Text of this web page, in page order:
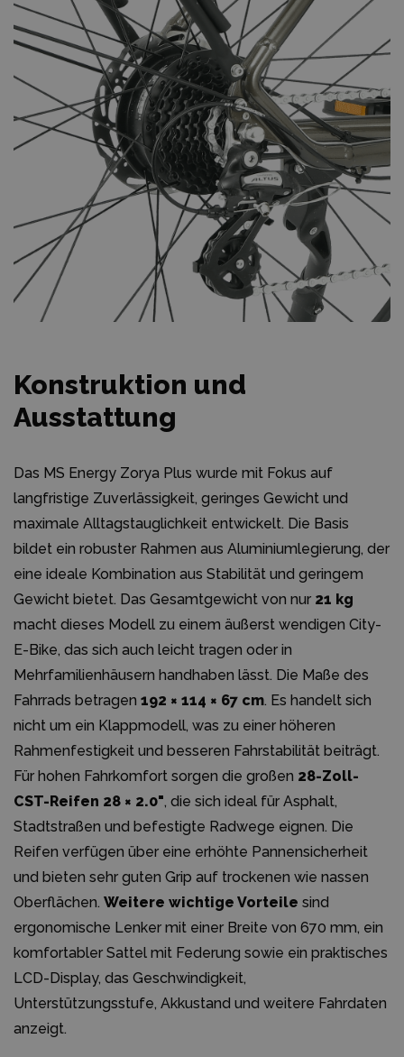
Konstruktion und
Ausstattung
Das MS Energy Zorya Plus wurde mit Fokus auf
langfristige Zuverlässigkeit, geringes Gewicht und
maximale Alltagstauglichkeit entwickelt. Die Basis
bildet ein robuster Rahmen aus Aluminiumlegierung, der
eine ideale Kombination aus Stabilität und geringem
Gewicht bietet. Das Gesamtgewicht von nur 21 kg
macht dieses Modell zu einem äußerst wendigen City-
E-Bike, das sich auch leicht tragen oder in
Mehrfamilienhäusern handhaben lässt. Die Maße des
Fahrrads betragen 192 × 114 × 67 cm. Es handelt sich
nicht um ein Klappmodell, was zu einer höheren
Rahmenfestigkeit und besseren Fahrstabilität beiträgt.
Für hohen Fahrkomfort sorgen die großen 28-Zoll-
CST-Reifen 28 × 2.0", die sich ideal für Asphalt,
Stadtstraßen und befestigte Radwege eignen. Die
Reifen verfügen über eine erhöhte Pannensicherheit
und bieten sehr guten Grip auf trockenen wie nassen
Oberflächen. Weitere wichtige Vorteile sind
ergonomische Lenker mit einer Breite von 670 mm, ein
komfortabler Sattel mit Federung sowie ein praktisches
LCD-Display, das Geschwindigkeit,
Unterstützungsstufe, Akkustand und weitere Fahrdaten
anzeigt.